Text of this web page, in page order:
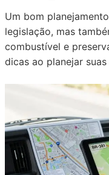
Um bom
legislação, mas
combustível e
dicas ao planejar